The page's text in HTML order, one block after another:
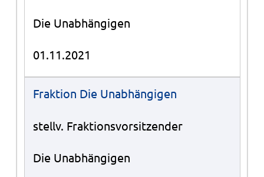
Die Unabhängigen
01.11.2021
Fraktion Die Unabhängigen
stellv. Fraktionsvorsitzender
Die Unabhängigen